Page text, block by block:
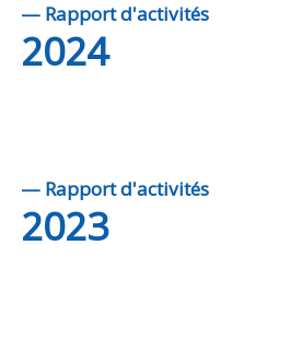
— Rapport d'activités
2024
— Rapport d'activités
2023